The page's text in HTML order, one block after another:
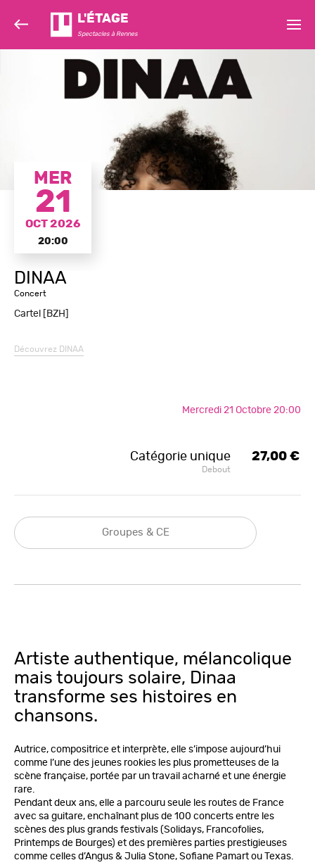
MER
21
OCT 2026
20:00
DINAA
Concert
Cartel [BZH]
Découvrez DINAA
Mercredi 21 Octobre 20:00
Catégorie unique
Debout
27,00 €
Groupes & CE
Artiste authentique, mélancolique
mais toujours solaire, Dinaa
transforme ses histoires en
chansons.
Autrice, compositrice et interprète, elle s’impose aujourd’hui
comme l’une des jeunes rookies les plus prometteuses de la
scène française, portée par un travail acharné et une énergie
rare.
Pendant deux ans, elle a parcouru seule les routes de France
avec sa guitare, enchaînant plus de 100 concerts entre les
scènes des plus grands festivals (Solidays, Francofolies,
Printemps de Bourges) et des premières parties prestigieuses
comme celles d’Angus & Julia Stone, Sofiane Pamart ou Texas.
L'ÉTAGE
Spectacles à Rennes